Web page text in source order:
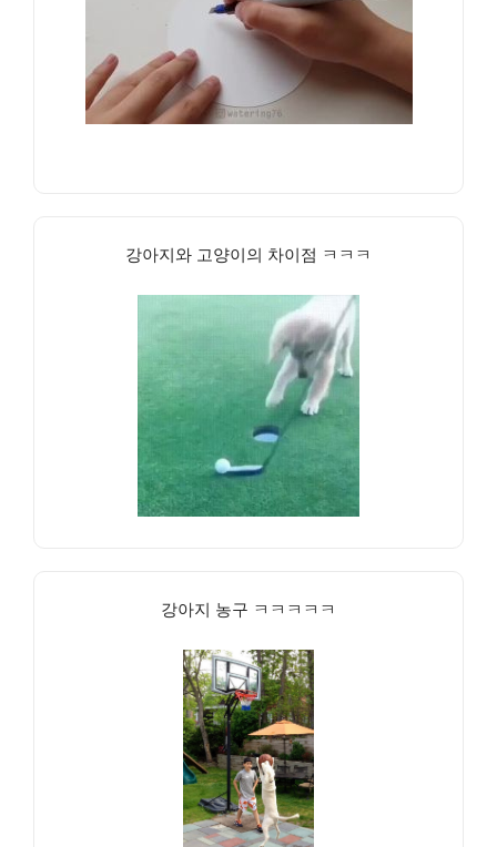
강아지와 고양이의 차이점 ㅋㅋㅋ
강아지 농구 ㅋㅋㅋㅋㅋ